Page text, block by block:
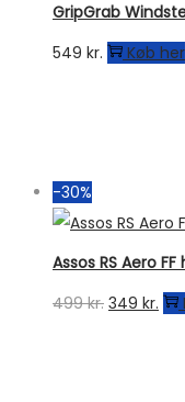
GripGrab
549 kr. Køb her
-30%
Assos RS Aero
499kr. Den
349 kr.